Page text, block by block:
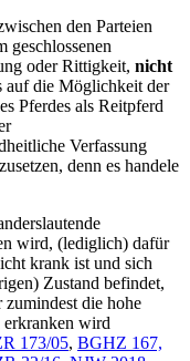
den Parteien
geschlossenen
oder Rittigkeit, nicht
auf die Möglichkeit der
Pferdes als Reitpferd
Verfassung
denn es handele
wird, (lediglich) dafür
krank ist und sich
Zustand befindet,
zumindest die hohe
erkranken wird
173/05, BGHZ 167,